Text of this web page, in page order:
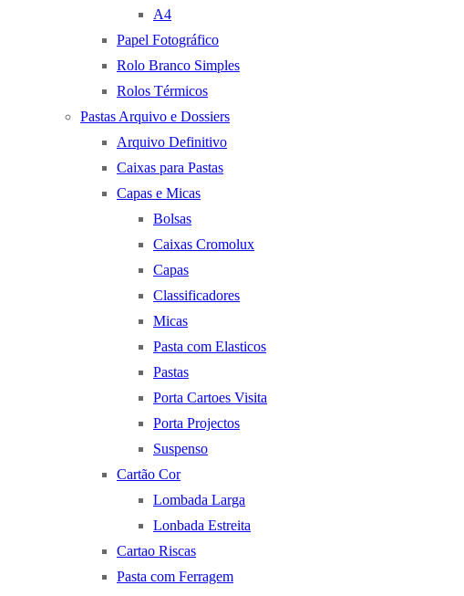
A4
Papel Fotográfico
Rolo Branco Simples
Rolos Térmicos
Pastas Arquivo e Dossiers
Arquivo Definitivo
Caixas para Pastas
Capas e Micas
Bolsas
Caixas Cromolux
Capas
Classificadores
Micas
Pasta com Elasticos
Pastas
Porta Cartoes Visita
Porta Projectos
Suspenso
Cartão Cor
Lombada Larga
Lonbada Estreita
Cartao Riscas
Pasta com Ferragem